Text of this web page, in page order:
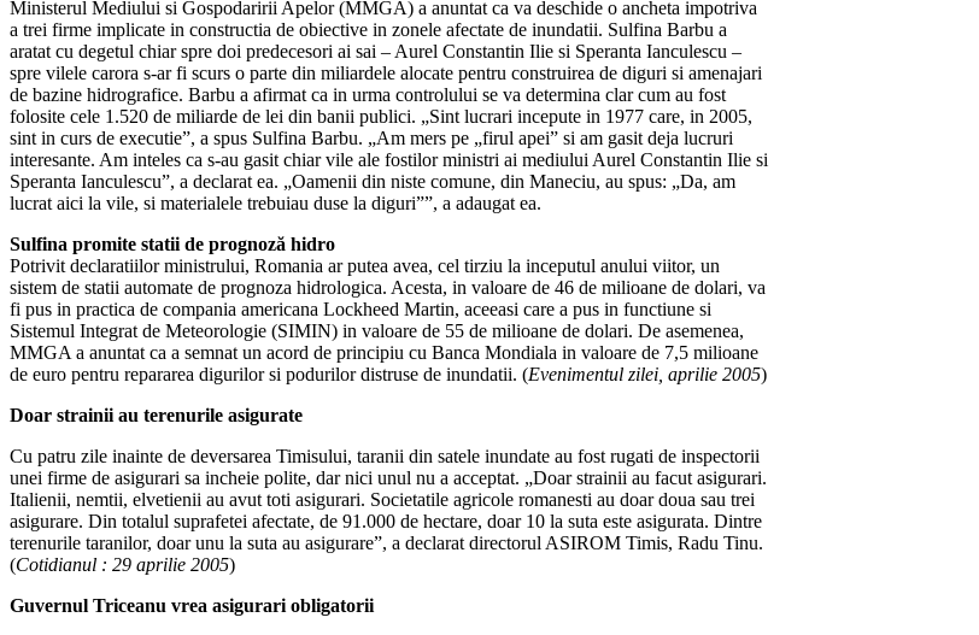
Ministerul Mediului si Gospodaririi Apelor (MMGA) a anuntat ca va deschide o ancheta impotriva
a trei firme implicate in constructia de obiective in zonele afectate de inundatii. Sulfina Barbu a
aratat cu degetul chiar spre doi predecesori ai sai – Aurel Constantin Ilie si Speranta Ianculescu –
spre vilele carora s-ar fi scurs o parte din miliardele alocate pentru construirea de diguri si amenajari
de bazine hidrografice. Barbu a afirmat ca in urma controlului se va determina clar cum au fost
folosite cele 1.520 de miliarde de lei din banii publici. „Sint lucrari incepute in 1977 care, in 2005,
sint in curs de executie”, a spus Sulfina Barbu. „Am mers pe „firul apei” si am gasit deja lucruri
interesante. Am inteles ca s-au gasit chiar vile ale fostilor ministri ai mediului Aurel Constantin Ilie si
Speranta Ianculescu”, a declarat ea. „Oamenii din niste comune, din Maneciu, au spus: „Da, am
lucrat aici la vile, si materialele trebuiau duse la diguri””, a adaugat ea.
Sulfina promite statii de prognoză hidro
Potrivit declaratiilor ministrului, Romania ar putea avea, cel tirziu la inceputul anului viitor, un
sistem de statii automate de prognoza hidrologica. Acesta, in valoare de 46 de milioane de dolari, va
fi pus in practica de compania americana Lockheed Martin, aceeasi care a pus in functiune si
Sistemul Integrat de Meteorologie (SIMIN) in valoare de 55 de milioane de dolari. De asemenea,
MMGA a anuntat ca a semnat un acord de principiu cu Banca Mondiala in valoare de 7,5 milioane
de euro pentru repararea digurilor si podurilor distruse de inundatii. (Evenimentul zilei, aprilie 2005)
Doar strainii au terenurile asigurate
Cu patru zile inainte de deversarea Timisului, taranii din satele inundate au fost rugati de inspectorii
unei firme de asigurari sa incheie polite, dar nici unul nu a acceptat. „Doar strainii au facut asigurari.
Italienii, nemtii, elvetienii au avut toti asigurari. Societatile agricole romanesti au doar doua sau trei
asigurare. Din totalul suprafetei afectate, de 91.000 de hectare, doar 10 la suta este asigurata. Dintre
terenurile taranilor, doar unu la suta au asigurare”, a declarat directorul ASIROM Timis, Radu Tinu.
(Cotidianul : 29 aprilie 2005)
Guvernul Triceanu vrea asigurari obligatorii